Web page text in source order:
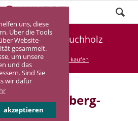
uns, diese
Über die Tools
Website-
gesammelt.
um unsere
und das
Sind Sie
wir dafür
akzeptieren
Annaberg-Buchholz
Pflegeimmobilie kaufen
in Annaberg-